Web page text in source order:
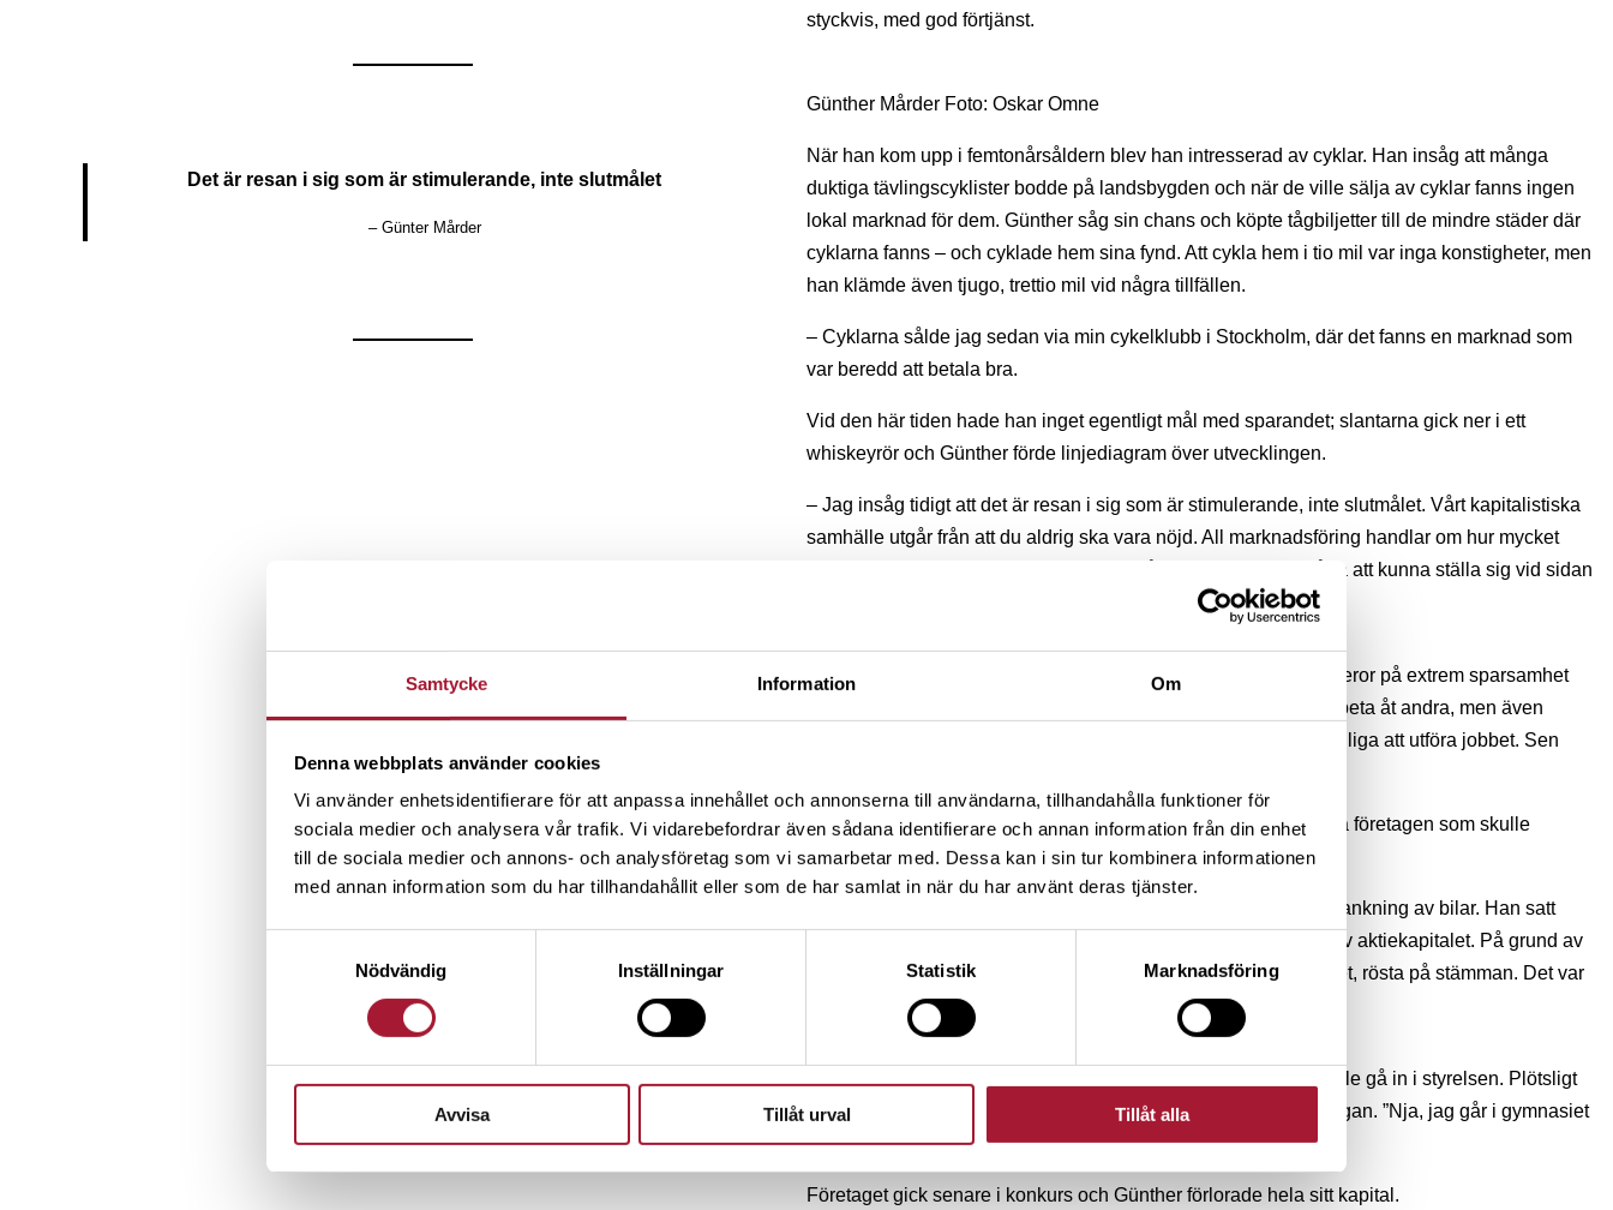
Samtycke Information Om
Denna webbplats använder cookies
Vi använder enhetsidentifierare för att anpassa innehållet och annonserna till användarna, tillhandahålla funktioner för
sociala medier och analysera vår trafik. Vi vidarebefordrar även sådana identifierare och annan information från din enhet
till de sociala medier och annons- och analysföretag som vi samarbetar med. Dessa kan i sin tur kombinera informationen
med annan information som du har tillhandahållit eller som de har samlat in när du har använt deras tjänster.
Nödvändig
Inställningar Statistik Marknadsföring
Avvisa Tillåt urval Tillåt alla
styckvis, med god förtjänst.
Det är resan i sig som är stimulerande, inte slutmålet
– Günter Mårder
Günther Mårder Foto: Oskar Omne
När han kom upp i femtonårsåldern blev han intresserad av cyklar. Han insåg att många
duktiga tävlingscyklister bodde på landsbygden och när de ville sälja av cyklar fanns ingen
lokal marknad för dem. Günther såg sin chans och köpte tågbiljetter till de mindre städer där
cyklarna fanns – och cyklade hem sina fynd. Att cykla hem i tio mil var inga konstigheter, men
han klämde även tjugo, trettio mil vid några tillfällen.
– Cyklarna sålde jag sedan via min cykelklubb i Stockholm, där det fanns en marknad som
var beredd att betala bra.
Vid den här tiden hade han inget egentligt mål med sparandet; slantarna gick ner i ett
whiskeyrör och Günther förde linjediagram över utvecklingen.
– Jag insåg tidigt att det är resan i sig som är stimulerande, inte slutmålet. Vårt kapitalistiska
samhälle utgår från att du aldrig ska vara nöjd. All marknadsföring handlar om hur mycket
bättre livet blir om du tar det till nästa nivå. Det krävs en förmåga att kunna ställa sig vid sidan
Att han nådde första miljonen – som sjuttonåring! – säger han beror på extrem sparsamhet
och att han aldrig har levt över sina tillgångar. Han såg till att arbeta åt andra, men även
matcha personer som behövde hjälp med människor som var villiga att utföra jobbet. Sen
– Jag tog höga risker på börsen i slutet av 90-talet. Jag ville hitta företagen som skulle
förändra livet för oss alla i framtiden.
Günther investerade tungt i ett företag som sysslade med robottankning av bilar. Han satt
sedan, som finnig sjuttonåring, på årsstämman, med över 1 % av aktiekapitalet. På grund av
någon teknikalitet fick inte grundaren, med runt 40 % av kapitalet, rösta på stämman. Det var
problem i bolaget och styrelsen skulle avsättas.
– Och så frågade de alla aktieägare, i storleksordning, om de ville gå in i styrelsen. Plötsligt
satt jag på en av de största röstberättigade posterna och fick frågan. ”Nja, jag går i gymnasiet
…”
Företaget gick senare i konkurs och Günther förlorade hela sitt kapital.